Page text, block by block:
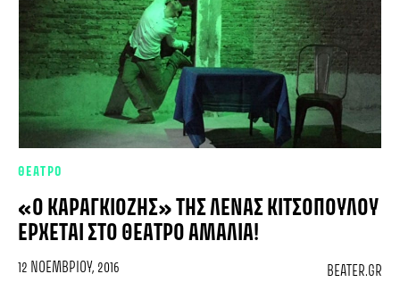
ΘΕΑΤΡΟ
«Ο ΚΑΡΑΓΚΙΌΖΗΣ» ΤΗΣ ΛΈΝΑΣ ΚΙΤΣΟΠΟΎΛΟΥ
ΈΡΧΕΤΑΙ ΣΤΟ ΘΈΑΤΡΟ ΑΜΑΛΊΑ!
12 ΝΟΕΜΒΡΊΟΥ, 2016 BEATER.GR